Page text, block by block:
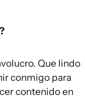
Que lindo
conmigo para
contenido en